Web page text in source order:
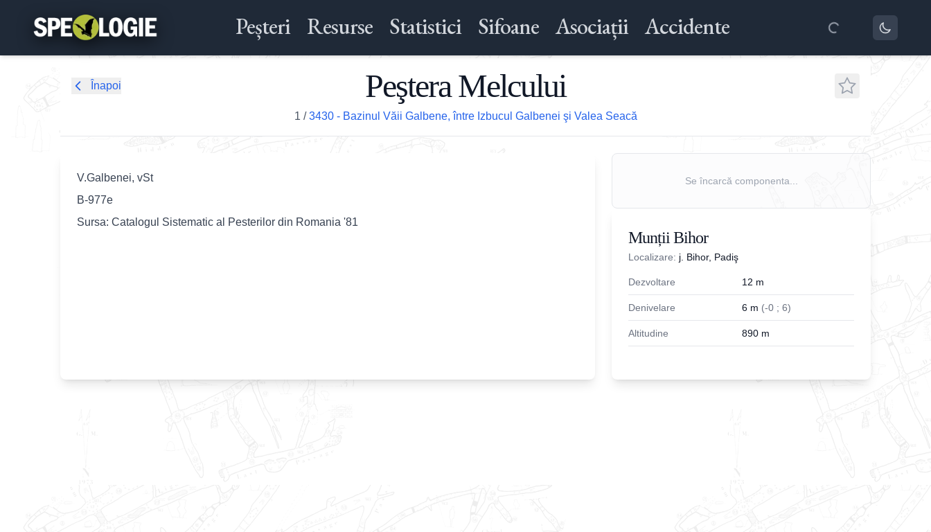
Peșteri Resurse Statistici Sifoane Asociații Accidente
Înapoi Peştera Melcului
1 /3430 - Bazinul Văii Galbene, între Izbucul Galbenei şi Valea Seacă
V.Galbenei, vSt
B-977e
Sursa: Catalogul Sistematic al Pesterilor din Romania '81
Se încarcă componenta...
Munții Bihor
Localizare: j. Bihor, Padiş
Dezvoltare 12 m
Denivelare 6 m (-0 ; 6)
Altitudine 890 m